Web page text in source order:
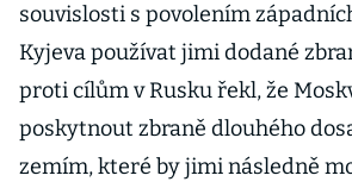
souvislosti s povolením
Kyjeva používat jimi dodané
proti cílům v Rusku řekl, že
poskytnout zbraně dlouhého
zemím, které by jimi následně